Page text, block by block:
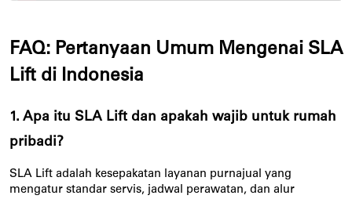
FAQ: Pertanyaan Umum Mengenai SLA
Lift di Indonesia
1. Apa itu SLA Lift dan apakah wajib untuk rumah
pribadi?
SLA Lift adalah kesepakatan layanan purnajual yang
mengatur standar servis, jadwal perawatan, dan alur